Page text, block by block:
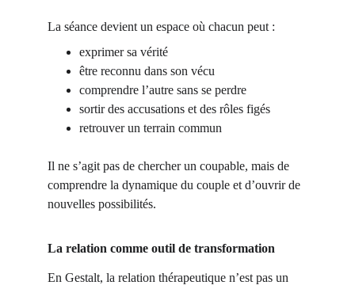
La séance devient un espace où chacun peut :
exprimer sa vérité
être reconnu dans son vécu
comprendre l’autre sans se perdre
sortir des accusations et des rôles figés
retrouver un terrain commun
Il ne s’agit pas de chercher un coupable, mais de
comprendre la dynamique du couple et d’ouvrir de
nouvelles possibilités.
La relation comme outil de transformation
En Gestalt, la relation thérapeutique n’est pas un